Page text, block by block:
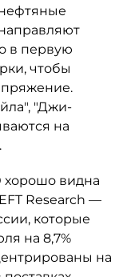
в первую
чтобы
"Джи-
на
хорошо видна
Research —
которые
на 8,7%
на